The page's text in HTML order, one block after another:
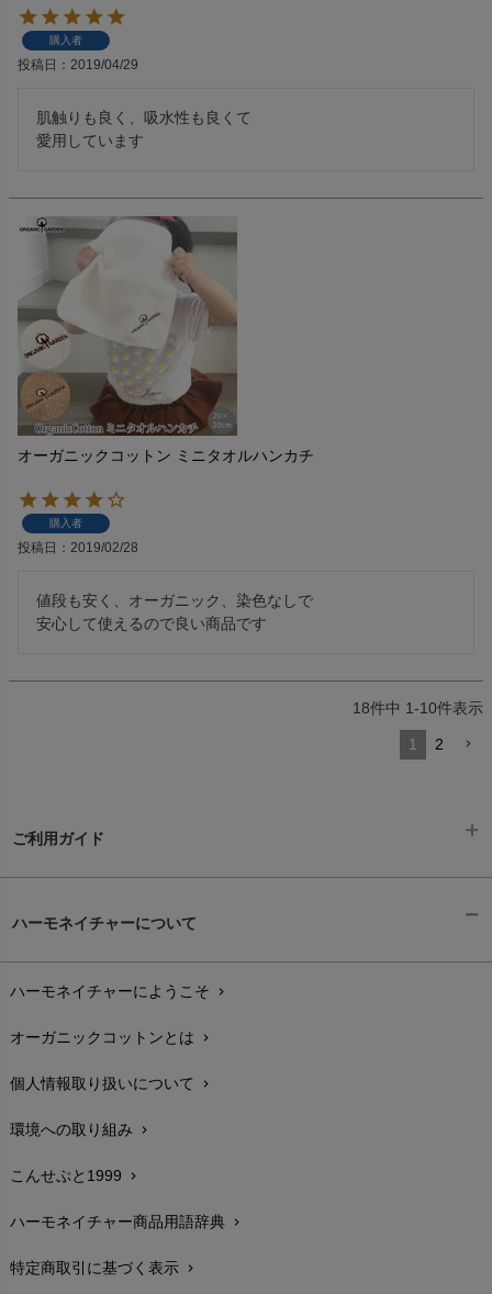
購入者
投稿日 2019/04/29
肌触りも良く、吸水性も良くて
愛用しています
オーガニックコットン ミニタオルハンカチ
購入者
投稿日 2019/02/28
値段も安く、オーガニック、染色なしで
安心して使えるので良い商品です
18件中 1-10件表示
1 2
ご利用ガイド
配送と送料chevron_right
在庫状況と発送予定chevron_right
サイズ・寸法chevron_right
生地・素材chevron_right
お手入れについて
レビューを書こうchevron_right
返品交換chevron_right
ハーモネイチャーについて
ハーモネイチャーにようこそ chevron_right
オーガニックコットンとは chevron_right
個人情報取り扱いについて chevron_right
環境への取り組み chevron_right
こんせぷと1999 chevron_right
ハーモネイチャー商品用語辞典 chevron_right
特定商取引に基づく表示 chevron_right